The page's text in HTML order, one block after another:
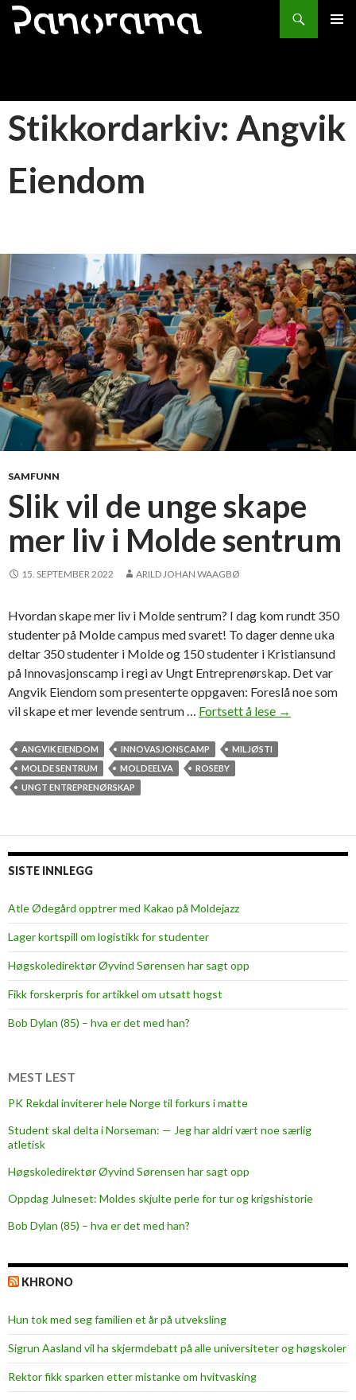
Søk
HOPP
Stikkordarkiv: Angvik
Eiendom
SAMFUNN
Slik vil de unge skape
mer liv i Molde sentrum
15. SEPTEMBER 2022 ARILD JOHAN WAAGBØ
Hvordan skape mer liv i Molde sentrum? I dag kom rundt 350
studenter på Molde campus med svaret! To dager denne uka
deltar 350 studenter i Molde og 150 studenter i Kristiansund
på Innovasjonscamp i regi av Ungt Entreprenørskap. Det var
Angvik Eiendom som presenterte oppgaven: Foreslå noe som
vil skape et mer levende sentrum … Fortsett å lese S
g
k
i
o
e
r
→
ANGVIK EIENDOM INNOVASJONSCAMP
MILJØSTI
MOLDE SENTRUM
MOLDEELVA
ROSEBY
UNGT ENTREPRENØRSKAP
SISTE INNLEGG
Atle Ødegård opptrer med Kakao på Moldejazz
Lager kortspill om logistikk for studenter
Høgskoledirektør Øyvind Sørensen har sagt opp
Fikk forskerpris for artikkel om utsatt hogst
Bob Dylan (85) – hva er det med han?
MEST LEST
PK Rekdal inviterer hele Norge til forkurs i matte
Student skal delta i Norseman: — Jeg har aldri vært noe særlig
atletisk
Høgskoledirektør Øyvind Sørensen har sagt opp
Oppdag Julneset: Moldes skjulte perle for tur og krigshistorie
Bob Dylan (85) – hva er det med han?
KHRONO
Hun tok med seg familien et år på utveksling
Sigrun Aasland vil ha skjerm­debatt på alle universiteter og høgskoler
Rektor fikk sparken etter mistanke om hvitvasking